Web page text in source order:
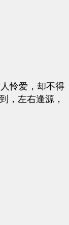
怜爱，却不得
，左右逢源，